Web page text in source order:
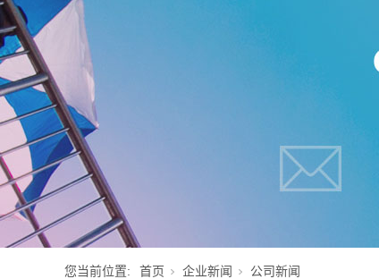
您当前位置: 首页 企业新闻 公司新闻